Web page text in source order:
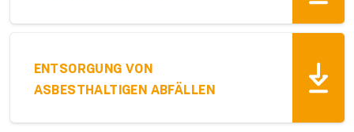
ENTSORGUNG VON
ASBESTHALTIGEN ABFÄLLEN